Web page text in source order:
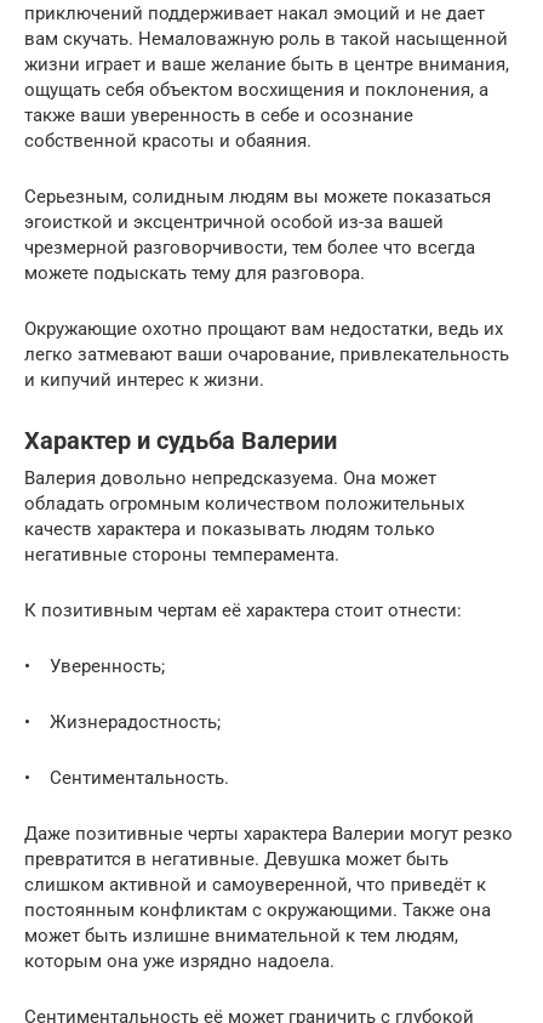
приключений поддерживает накал эмоций и не дает
вам скучать. Немаловажную роль в такой насыщенной
жизни играет и ваше желание быть в центре внимания,
ощущать себя объектом восхищения и поклонения, а
также ваши уверенность в себе и осознание
собственной красоты и обаяния.
Серьезным, солидным людям вы можете показаться
эгоисткой и эксцентричной особой из-за вашей
чрезмерной разговорчивости, тем более что всегда
можете подыскать тему для разговора.
Окружающие охотно прощают вам недостатки, ведь их
легко затмевают ваши очарование, привлекательность
и кипучий интерес к жизни.
Характер и судьба Валерии
Валерия довольно непредсказуема. Она может
обладать огромным количеством положительных
качеств характера и показывать людям только
негативные стороны темперамента.
К позитивным чертам её характера стоит отнести:
• Уверенность;
• Жизнерадостность;
• Сентиментальность.
Даже позитивные черты характера Валерии могут резко
превратится в негативные. Девушка может быть
слишком активной и самоуверенной, что приведёт к
постоянным конфликтам с окружающими. Также она
может быть излишне внимательной к тем людям,
которым она уже изрядно надоела.
Сентиментальность её может граничить с глубокой